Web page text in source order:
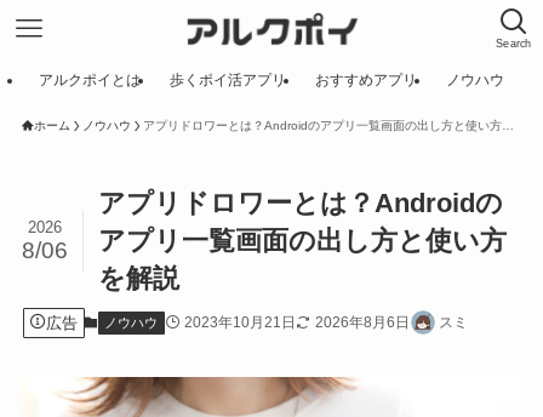
Search
アルクポイとは 歩くポイ活アプリ おすすめアプリ ノウハウ
ホーム ノウハウ アプリドロワーとは？Androidのアプリ一覧画面の出し方と使い方を解説
アプリドロワーとは？Androidの
アプリ一覧画面の出し方と使い方
を解説
2026
8/06
広告 ノウハウ 2023年10月21日 2026年8月6日 スミ